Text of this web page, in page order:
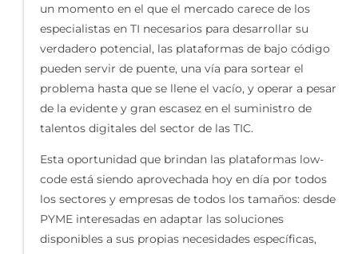
un momento en el que el mercado carece de los
especialistas en TI necesarios para desarrollar su
verdadero potencial, las plataformas de bajo código
pueden servir de puente, una vía para sortear el
problema hasta que se llene el vacío, y operar a pesar
de la evidente y gran escasez en el suministro de
talentos digitales del sector de las TIC.
Esta oportunidad que brindan las plataformas low-
code está siendo aprovechada hoy en día por todos
los sectores y empresas de todos los tamaños: desde
PYME interesadas en adaptar las soluciones
disponibles a sus propias necesidades específicas,